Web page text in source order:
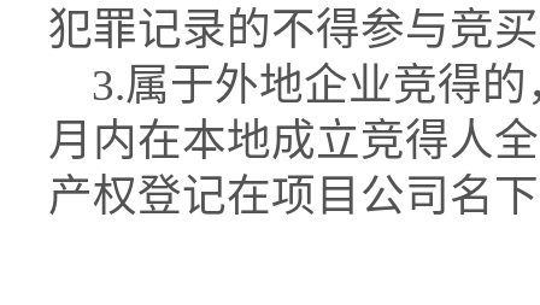
犯罪记录的不得参与竞
3.属于外地企业竞得的
月内在本地成立竞得人
产权登记在项目公司名